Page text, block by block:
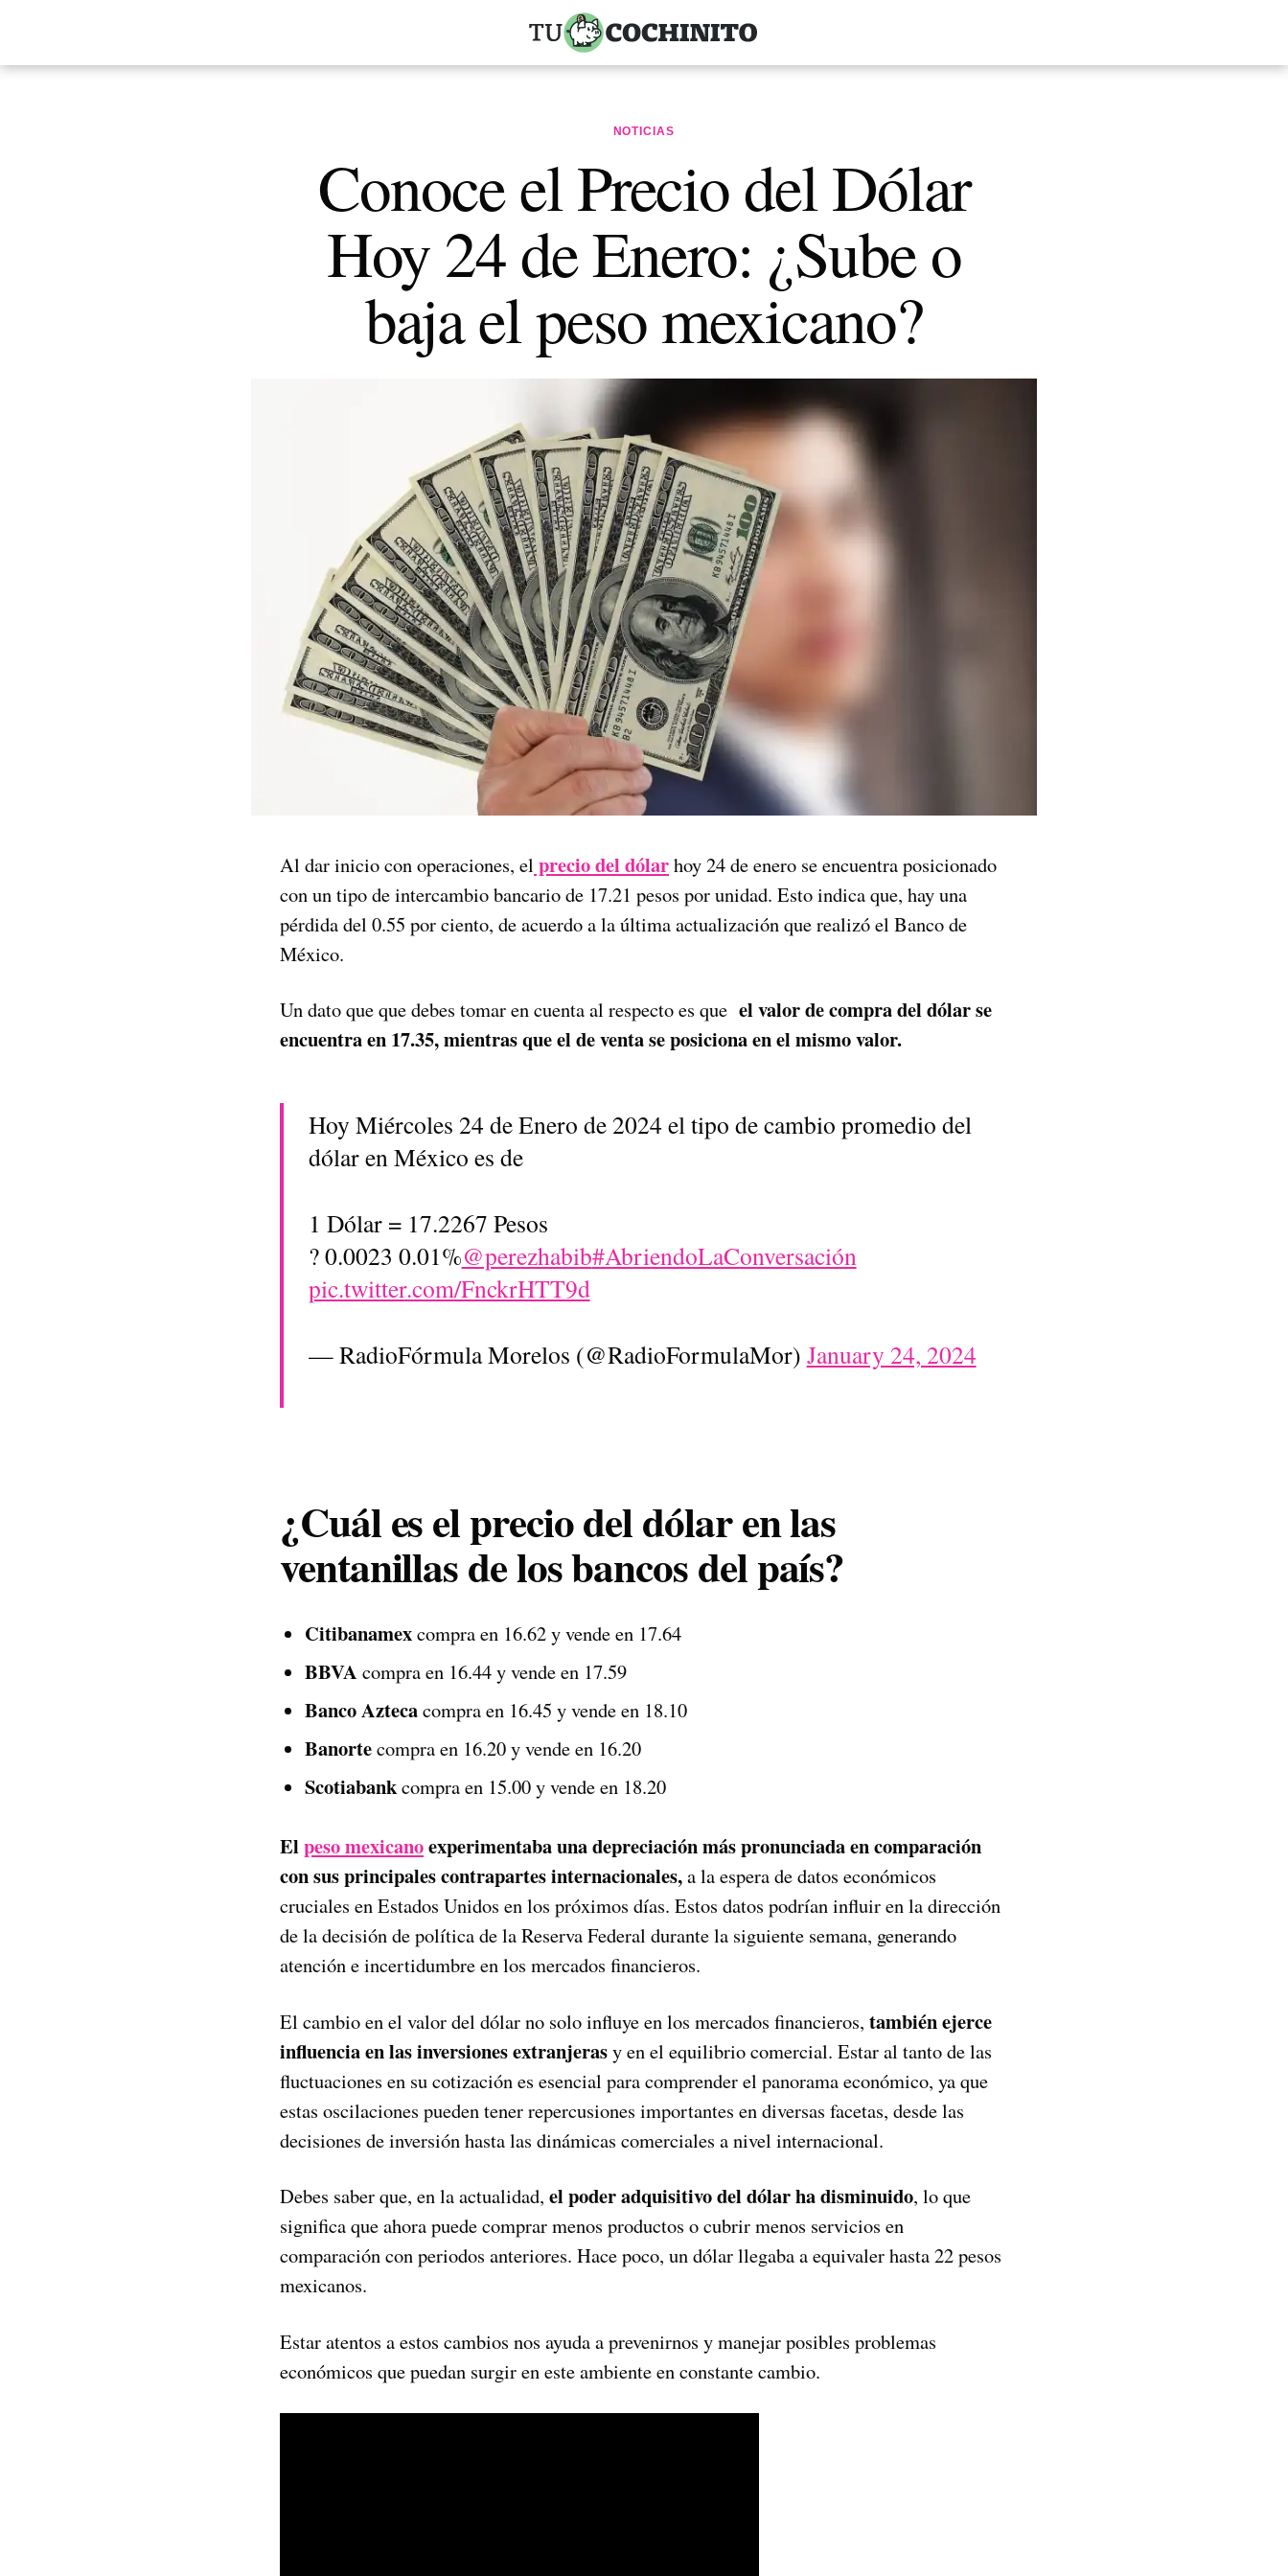
NOTICIAS
Conoce el Precio del Dólar
Hoy 24 de Enero: ¿Sube o
baja el peso mexicano?
Al dar inicio con operaciones, el precio del dólarhoy 24 de enero se encuentra posicionado
con un tipo de intercambio bancario de 17.21 pesos por unidad. Esto indica que, hay una
pérdida del 0.55 por ciento, de acuerdo a la última actualización que realizó el Banco de
México.
Un dato que que debes tomar en cuenta al respecto es que el valor de compra del dólar se
encuentra en 17.35, mientras que el de venta se posiciona en el mismo valor.
Hoy Miércoles 24 de Enero de 2024 el tipo de cambio promedio del
dólar en México es de
1 Dólar = 17.2267 Pesos
? 0.0023 0.01%@perezhabib#AbriendoLaConversación
pic.twitter.com/FnckrHTT9d
— RadioFórmula Morelos (@RadioFormulaMor) January 24, 2024
¿Cuál es el precio del dólar en las
ventanillas de los bancos del país?
Citibanamexcompra en 16.62 y vende en 17.64
BBVA compra en 16.44 y vende en 17.59
Banco Aztecacompra en 16.45 y vende en 18.10
Banortecompra en 16.20 y vende en 16.20
Scotiabankcompra en 15.00 y vende en 18.20
Elpeso mexicanoexperimentaba una depreciación más pronunciada en comparación
con sus principales contrapartes internacionales,a la espera de datos económicos
cruciales en Estados Unidos en los próximos días. Estos datos podrían influir en la dirección
de la decisión de política de la Reserva Federal durante la siguiente semana, generando
atención e incertidumbre en los mercados financieros.
El cambio en el valor del dólar no solo influye en los mercados financieros, también ejerce
influencia en las inversiones extranjerasy en el equilibrio comercial. Estar al tanto de las
fluctuaciones en su cotización es esencial para comprender el panorama económico, ya que
estas oscilaciones pueden tener repercusiones importantes en diversas facetas, desde las
decisiones de inversión hasta las dinámicas comerciales a nivel internacional.
Debes saber que, en la actualidad, el poder adquisitivo del dólar ha disminuido, lo que
significa que ahora puede comprar menos productos o cubrir menos servicios en
comparación con periodos anteriores. Hace poco, un dólar llegaba a equivaler hasta 22 pesos
mexicanos.
Estar atentos a estos cambios nos ayuda a prevenirnos y manejar posibles problemas
económicos que puedan surgir en este ambiente en constante cambio.